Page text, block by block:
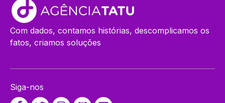
Com dados, contamos histórias, descomplicamos os
fatos, criamos soluções
Siga-nos